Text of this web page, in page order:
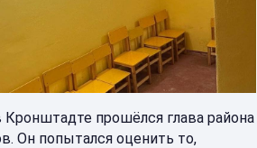
прошёлся глава района
Он попытался оценить то,